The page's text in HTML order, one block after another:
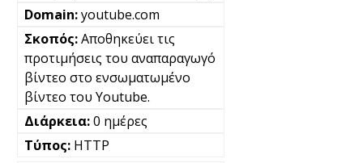
youtube.com
Αποθηκεύει τις
προτιμήσεις του αναπαραγωγό
βίντεο στο ενσωματωμένο
βίντεο του Youtube.
0 ημέρες
HTTP